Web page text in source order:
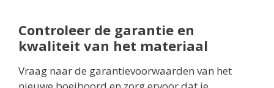
Controleer de garantie en
kwaliteit van het materiaal
Vraag naar de garantievoorwaarden van het